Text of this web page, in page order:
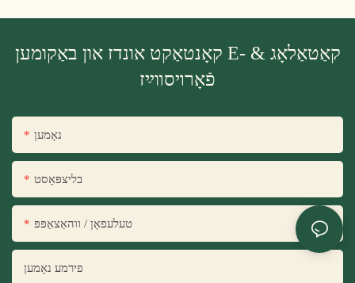
קאָנטאַקט אונדז און באַקומען E- קאַטאַלאָג &
פֿאָרױסװײַז
נאָמען
בליצפּאָסט
טעלעפאָן / ווהאַצאַפּפּ
פירמע נאָמען